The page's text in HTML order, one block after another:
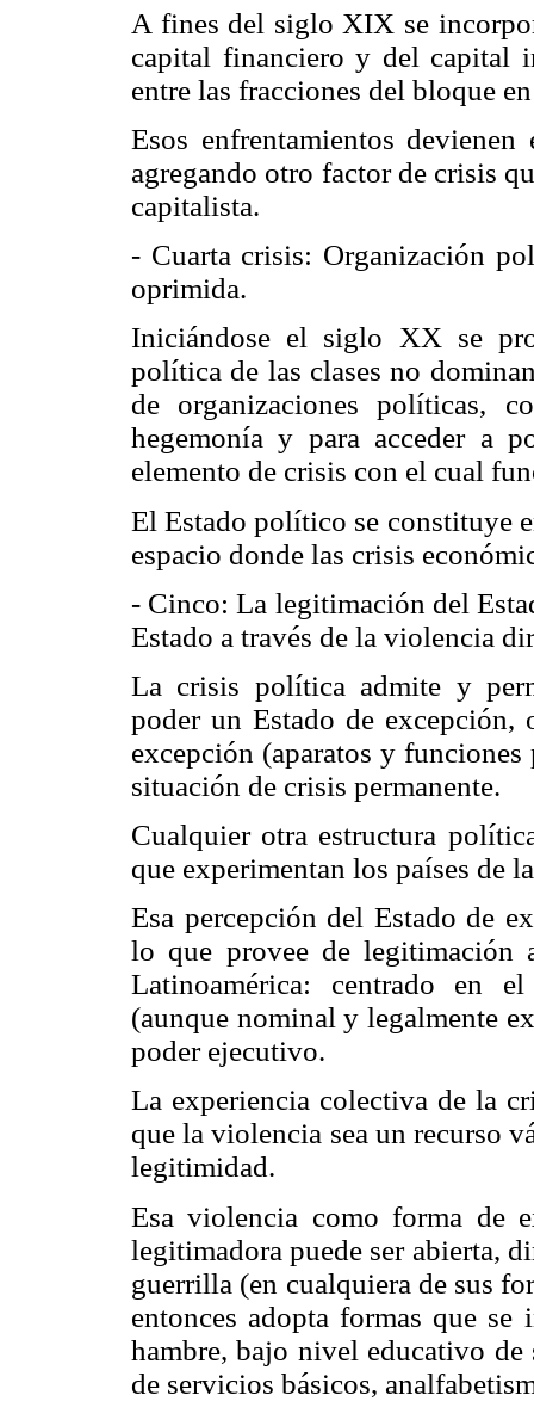
A fines del siglo XIX se
capital financiero y del capital
entre las fracciones del bloque
Esos enfrentamientos
agregando otro factor de crisis
capitalista.
- Cuarta crisis: Organización
oprimida.
Iniciándose el siglo XX se
política de las clases no
de organizaciones políticas,
hegemonía y para acceder a
elemento de crisis con el cual
El Estado político se constituye
espacio donde las crisis
- Cinco: La legitimación del
Estado a través de la violencia
La crisis política admite y
poder un Estado de
excepción (aparatos y
situación de crisis permanente.
Cualquier otra estructura
que experimentan los países de
Esa percepción del Estado de
lo que provee de legitimación
Latinoamérica: centrado en
(aunque nominal y legalmente
poder ejecutivo.
La experiencia colectiva de la
que la violencia sea un recurso
legitimidad.
Esa violencia como forma de
legitimadora puede ser abierta,
guerrilla (en cualquiera de sus
entonces adopta formas que
hambre, bajo nivel educativo
de servicios básicos,